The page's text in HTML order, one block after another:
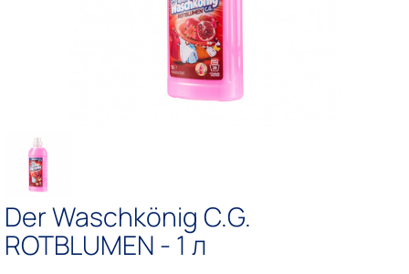
Der Waschkönig C.G.
ROTBLUMEN - 1 л